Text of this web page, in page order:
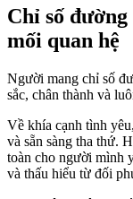
Chỉ số
mối quan hệ
Người mang chỉ số
sắc, chân thành và
Về khía cạnh tình
và sẵn sàng tha thứ.
toàn cho người mình
và thấu hiểu từ đối